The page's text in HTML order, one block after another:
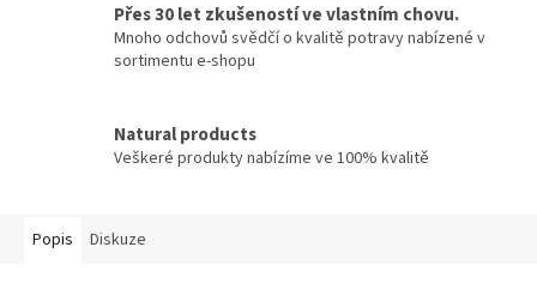
Přes 30 let zkušeností ve vlastním chovu.
Mnoho odchovů svědčí o kvalitě potravy nabízené v
sortimentu e-shopu
Natural products
Veškeré produkty nabízíme ve 100% kvalitě
Popis Diskuze